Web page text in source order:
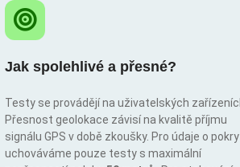
Jak spolehlivé a přesné?
Testy se provádějí na uživatelských
Přesnost geolokace závisí na kvalitě příjmu
signálu GPS v době zkoušky. Pro údaje o
uchováváme pouze testy s maximální